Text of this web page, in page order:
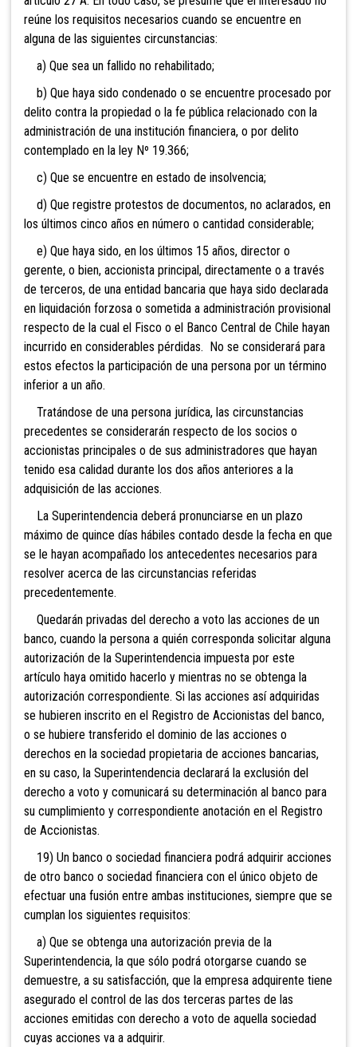
reúne los requisitos necesarios cuando se encuentre en
alguna de las siguientes circunstancias:
a) Que sea un fallido no rehabilitado;
b) Que haya sido condenado o se encuentre procesado por
delito contra la propiedad o la fe pública relacionado con la
administración de una institución financiera, o por delito
contemplado en la ley Nº 19.366;
c) Que se encuentre en estado de insolvencia;
d) Que registre protestos de documentos, no aclarados, en
los últimos cinco años en número o cantidad considerable;
e) Que haya sido, en los últimos 15 años, director o
gerente, o bien, accionista principal, directamente o a través
de terceros, de una entidad bancaria que haya sido declarada
en liquidación forzosa o sometida a administración provisional
respecto de la cual el Fisco o el Banco Central de Chile hayan
incurrido en considerables pérdidas. No se considerará para
estos efectos la participación de una persona por un término
inferior a un año.
Tratándose de una persona jurídica, las circunstancias
precedentes se considerarán respecto de los socios o
accionistas principales o de sus administradores que hayan
tenido esa calidad durante los dos años anteriores a la
adquisición de las acciones.
La Superintendencia deberá pronunciarse en un plazo
máximo de quince días hábiles contado desde la fecha en que
se le hayan acompañado los antecedentes necesarios para
resolver acerca de las circunstancias referidas
precedentemente.
Quedarán privadas del derecho a voto las acciones de un
banco, cuando la persona a quién corresponda solicitar alguna
autorización de la Superintendencia impuesta por este
artículo haya omitido hacerlo y mientras no se obtenga la
autorización correspondiente. Si las acciones así adquiridas
se hubieren inscrito en el Registro de Accionistas del banco,
o se hubiere transferido el dominio de las acciones o
derechos en la sociedad propietaria de acciones bancarias,
en su caso, la Superintendencia declarará la exclusión del
derecho a voto y comunicará su determinación al banco para
su cumplimiento y correspondiente anotación en el Registro
de Accionistas.
19) Un banco o sociedad financiera podrá adquirir acciones
de otro banco o sociedad financiera con el único objeto de
efectuar una fusión entre ambas instituciones, siempre que se
cumplan los siguientes requisitos:
a) Que se obtenga una autorización previa de la
Superintendencia, la que sólo podrá otorgarse cuando se
demuestre, a su satisfacción, que la empresa adquirente tiene
asegurado el control de las dos terceras partes de las
acciones emitidas con derecho a voto de aquella sociedad
cuyas acciones va a adquirir.